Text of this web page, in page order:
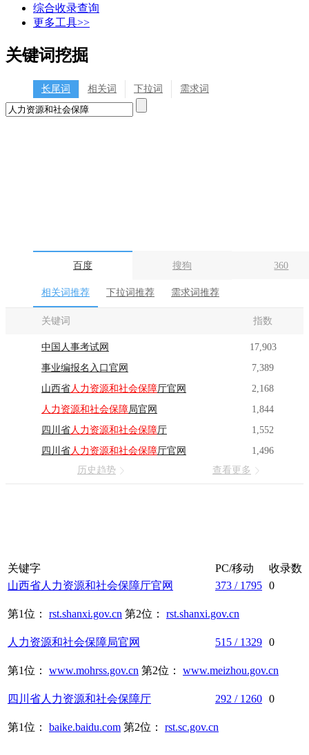
综合收录查询
更多工具>>
关键词挖掘
长尾词 相关词 下拉词 需求词
百度 搜狗 360
相关词推荐 下拉词推荐 需求词推荐
关键词 指数
中国人事考试网
17,903
事业编报名入口官网
7,389
山西省人力资源和社会保障厅官网
2,168
人力资源和社会保障局官网
1,844
四川省人力资源和社会保障厅
1,552
四川省人力资源和社会保障厅官网
1,496
历史趋势
查看更多
关键字 PC/移动
收录数
山西省人力资源和社会保障厅官网 373 / 1795 0
第1位： rst.shanxi.gov.cn 第2位： rst.shanxi.gov.cn
人力资源和社会保障局官网 515 / 1329 0
第1位： www.mohrss.gov.cn 第2位： www.meizhou.gov.cn
四川省人力资源和社会保障厅 292 / 1260 0
第1位： baike.baidu.com 第2位： rst.sc.gov.cn